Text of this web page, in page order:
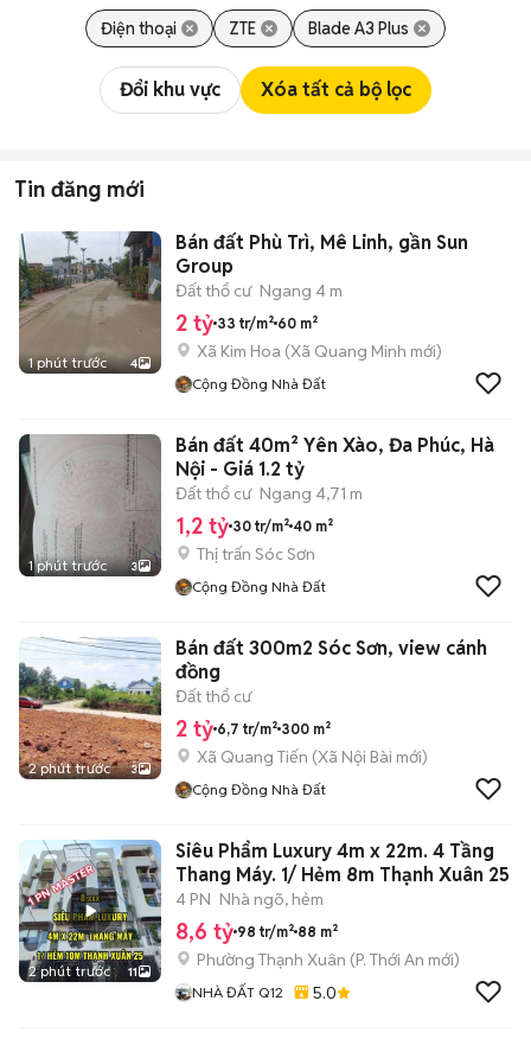
Điện thoại ZTE Blade A3 Plus
Đổi khu vực Xóa tất cả bộ lọc
Tin đăng mới
1 phút trước 4
Bán đất Phù Trì, Mê Linh, gần Sun
Group
Đất thổ cư Ngang 4 m
2 tỷ 33 tr/m² 60 m²
Xã Kim Hoa (Xã Quang Minh mới)
Cộng Đồng Nhà Đất
1 phút trước 3
Bán đất 40m² Yên Xào, Đa Phúc, Hà
Nội - Giá 1.2 tỷ
Đất thổ cư Ngang 4,71 m
1,2 tỷ 30 tr/m² 40 m²
Thị trấn Sóc Sơn
Cộng Đồng Nhà Đất
2 phút trước 3
Bán đất 300m2 Sóc Sơn, view cánh
đồng
Đất thổ cư
2 tỷ 6,7 tr/m² 300 m²
Xã Quang Tiến (Xã Nội Bài mới)
Cộng Đồng Nhà Đất
2 phút trước 11
Siêu Phẩm Luxury 4m x 22m. 4 Tầng
Thang Máy. 1/ Hẻm 8m Thạnh Xuân 25
4 PN Nhà ngõ, hẻm
8,6 tỷ 98 tr/m² 88 m²
Phường Thạnh Xuân (P. Thới An mới)
NHÀ ĐẤT Q12 5.0